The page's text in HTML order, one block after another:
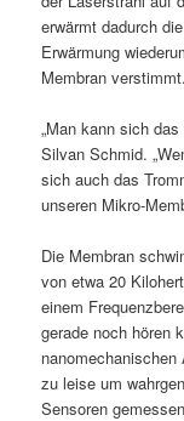
erwärmt dadurch
Erwärmung
Membran verstimmt.
„Man kann sich
Silvan Schmid.
sich auch das
unseren Mikro-
Die Membran
von etwa 20
einem
gerade noch hören
zu leise um
Sensoren